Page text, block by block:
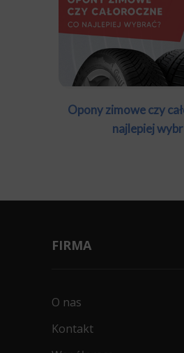
Opony zimowe czy
najlepiej
FIRMA
O nas
Kontakt